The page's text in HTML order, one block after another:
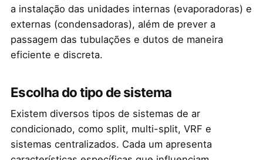
a instalação das unidades internas (evaporadoras) e
externas (condensadoras), além de prever a
passagem das tubulações e dutos de maneira
eficiente e discreta.
Escolha do tipo de sistema
Existem diversos tipos de sistemas de ar
condicionado, como split, multi-split, VRF e
sistemas centralizados. Cada um apresenta